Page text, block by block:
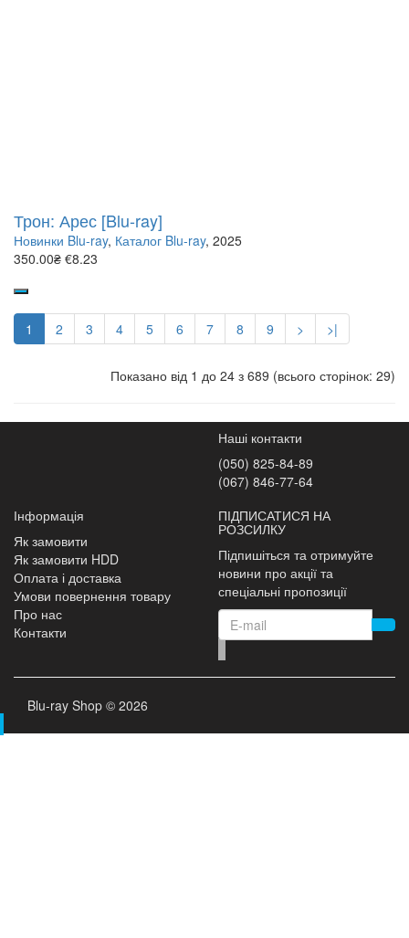
Трон: Арес [Blu-ray]
Новинки Blu-ray, Каталог Blu-ray, 2025
350.00₴ €8.23
1 2 3 4 5 6 7 8 9 > >|
Показано від 1 до 24 з 689 (всього сторінок: 29)
Наші контакти
(050) 825-84-89
(067) 846-77-64
Інформація
Як замовити
Як замовити HDD
Оплата і доставка
Умови повернення товару
Про нас
Контакти
ПІДПИСАТИСЯ НА
РОЗСИЛКУ
Підпишіться та отримуйте
новини про акції та
спеціальні пропозиції
Blu-ray Shop © 2026